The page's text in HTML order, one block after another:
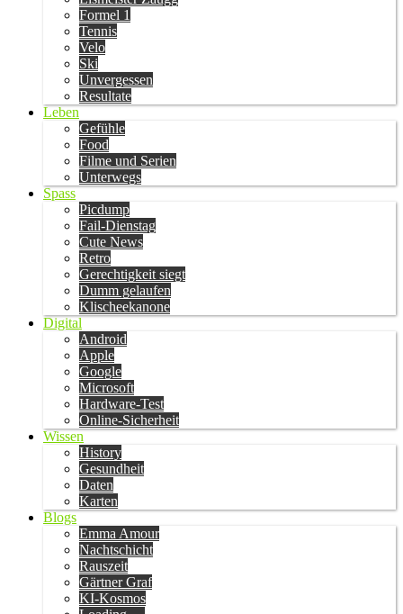
Formel 1
Tennis
Velo
Ski
Unvergessen
Resultate
Leben
Gefühle
Food
Filme und Serien
Unterwegs
Spass
Picdump
Fail-Dienstag
Cute News
Retro
Gerechtigkeit siegt
Dumm gelaufen
Klischeekanone
Digital
Android
Apple
Google
Microsoft
Hardware-Test
Online-Sicherheit
Wissen
History
Gesundheit
Daten
Karten
Blogs
Emma Amour
Nachtschicht
Rauszeit
Gärtner Graf
KI-Kosmos